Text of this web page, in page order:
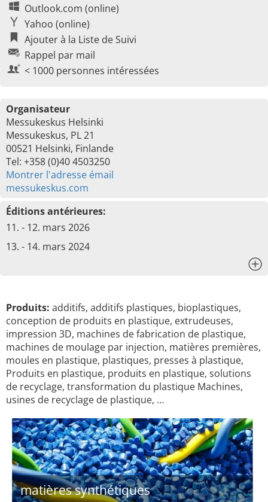
Outlook.com (online)
Yahoo (online)
Ajouter à la Liste de Suivi
Rappel par mail
< 1000 personnes intéressées
Organisateur
Messukeskus Helsinki
Messukeskus, PL 21
00521 Helsinki, Finlande
Tel: +358 (0)40 4503250
Montrer l'adresse émail
messukeskus.com
Éditions antérieures:
11. - 12. mars 2026
13. - 14. mars 2024
Produits: additifs, additifs plastiques, bioplastiques,
conception de produits en plastique, extrudeuses,
impression 3D, machines de fabrication de plastique,
machines de moulage par injection, matières premières,
moules en plastique, plastiques, presses à plastique,
Produits en plastique, produits en plastique, solutions
de recyclage, transformation du plastique Machines,
usines de recyclage de plastique, …
matières synthétiques